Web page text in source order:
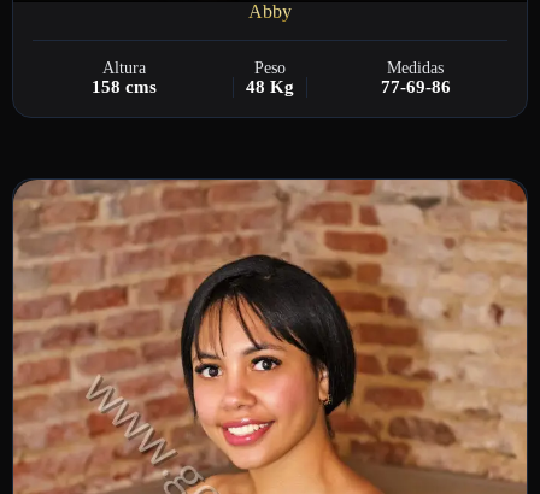
Abby
Altura Peso Medidas
158 cms 48 Kg 77-69-86